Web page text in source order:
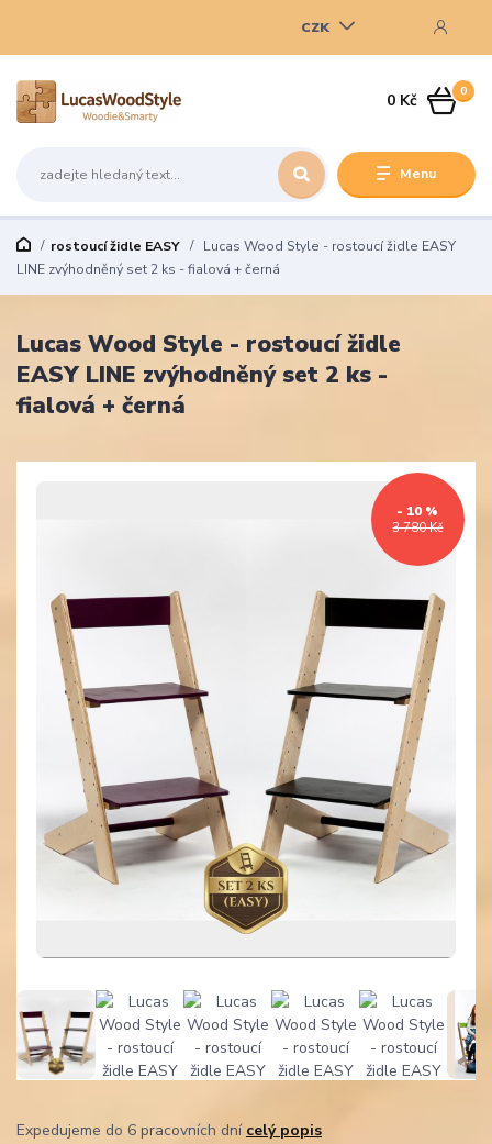
Menu
CZK
0
0 Kč
rostoucí židle EASY
Lucas Wood Style - rostoucí židle EASY
LINE zvýhodněný set 2 ks - fialová + černá
Lucas Wood Style - rostoucí židle
EASY LINE zvýhodněný set 2 ks -
fialová + černá
3 780 Kč
- 10 %
Expedujeme do 6 pracovních dní celý popis